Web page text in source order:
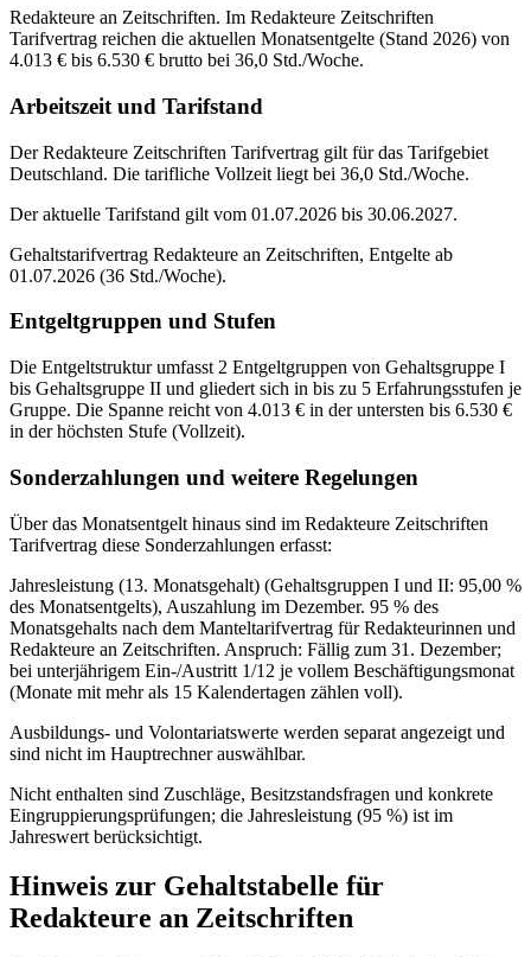
Redakteure an Zeitschriften. Im Redakteure Zeitschriften
Tarifvertrag reichen die aktuellen Monatsentgelte (Stand 2026) von
4.013 € bis 6.530 € brutto bei 36,0 Std./Woche.
Arbeitszeit und Tarifstand
Der Redakteure Zeitschriften Tarifvertrag gilt für das Tarifgebiet
Deutschland. Die tarifliche Vollzeit liegt bei 36,0 Std./Woche.
Der aktuelle Tarifstand gilt vom 01.07.2026 bis 30.06.2027.
Gehaltstarifvertrag Redakteure an Zeitschriften, Entgelte ab
01.07.2026 (36 Std./Woche).
Entgeltgruppen und Stufen
Die Entgeltstruktur umfasst 2 Entgeltgruppen von Gehaltsgruppe I
bis Gehaltsgruppe II und gliedert sich in bis zu 5 Erfahrungsstufen je
Gruppe. Die Spanne reicht von 4.013 € in der untersten bis 6.530 €
in der höchsten Stufe (Vollzeit).
Sonderzahlungen und weitere Regelungen
Über das Monatsentgelt hinaus sind im Redakteure Zeitschriften
Tarifvertrag diese Sonderzahlungen erfasst:
Jahresleistung (13. Monatsgehalt) (Gehaltsgruppen I und II: 95,00 %
des Monatsentgelts), Auszahlung im Dezember. 95 % des
Monatsgehalts nach dem Manteltarifvertrag für Redakteurinnen und
Redakteure an Zeitschriften. Anspruch: Fällig zum 31. Dezember;
bei unterjährigem Ein-/Austritt 1/12 je vollem Beschäftigungsmonat
(Monate mit mehr als 15 Kalendertagen zählen voll).
Ausbildungs- und Volontariatswerte werden separat angezeigt und
sind nicht im Hauptrechner auswählbar.
Nicht enthalten sind Zuschläge, Besitzstandsfragen und konkrete
Eingruppierungsprüfungen; die Jahresleistung (95 %) ist im
Jahreswert berücksichtigt.
Hinweis zur Gehaltstabelle für
Redakteure an Zeitschriften